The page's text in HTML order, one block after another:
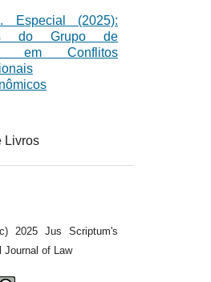
(2025):
do Grupo de
em Conflitos
Livros
2025 Jus Scriptum's
Journal of Law